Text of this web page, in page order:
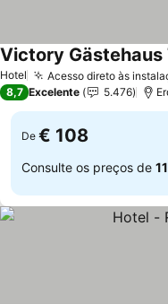
Hotel Acesso direto às
Victory Gästehaus
8,7 Excelente 5.476
De € 108
Consulte os preços de